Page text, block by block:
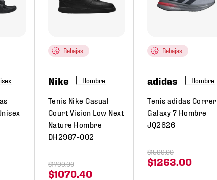
Rebajas
Nike Hombre
Tenis Nike Casual
Court Vision Low Next
Nature Hombre
DH2987-002
$1070. 40
$1799.00
Rebajas
adidas Hombre
Tenis adidas Correr
Galaxy 7 Hombre
JQ2626
$1263 00
$1599.00